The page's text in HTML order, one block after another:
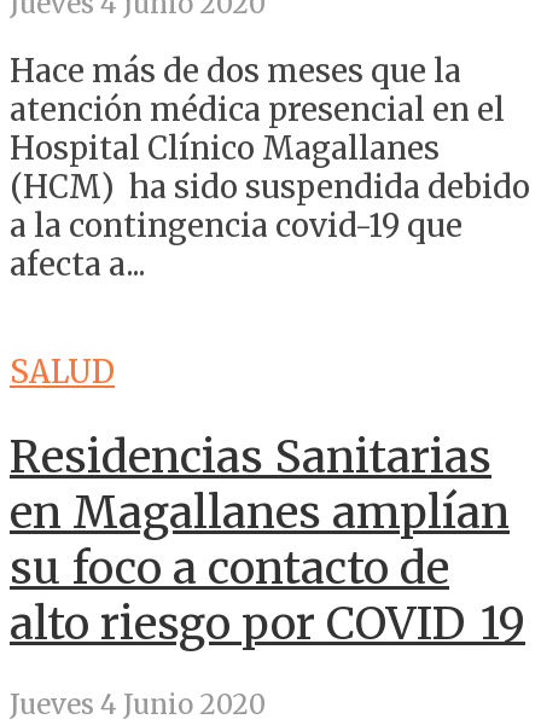
Hace más de dos meses que la
atención médica presencial en el
Hospital Clínico Magallanes
(HCM) ha sido suspendida debido
a la contingencia covid-19 que
afecta a...
SALUD
Residencias Sanitarias
en Magallanes amplían
su foco a contacto de
alto riesgo por COVID_19
Jueves 4 Junio 2020